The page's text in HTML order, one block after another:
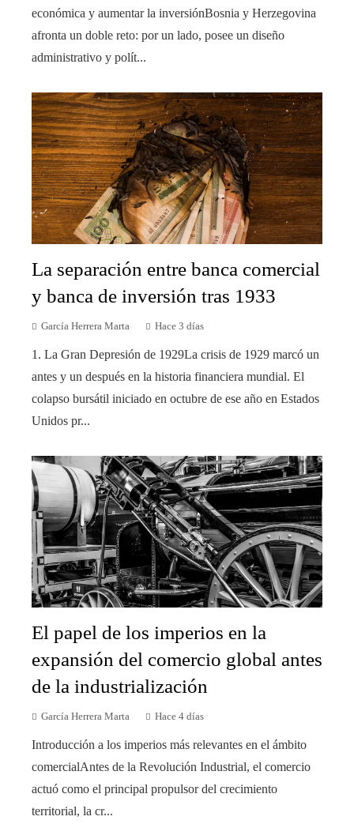
económica y aumentar la inversiónBosnia y Herzegovina
afronta un doble reto: por un lado, posee un diseño
administrativo y polít...
La separación entre banca comercial
y banca de inversión tras 1933
García Herrera Marta Hace 3 días
1. La Gran Depresión de 1929La crisis de 1929 marcó un
antes y un después en la historia financiera mundial. El
colapso bursátil iniciado en octubre de ese año en Estados
Unidos pr...
El papel de los imperios en la
expansión del comercio global antes
de la industrialización
García Herrera Marta Hace 4 días
Introducción a los imperios más relevantes en el ámbito
comercialAntes de la Revolución Industrial, el comercio
actuó como el principal propulsor del crecimiento
territorial, la cr...